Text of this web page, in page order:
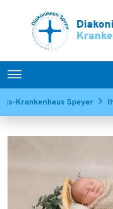
Home
Ausbildung & Karriere
Krankenhaus Speyer